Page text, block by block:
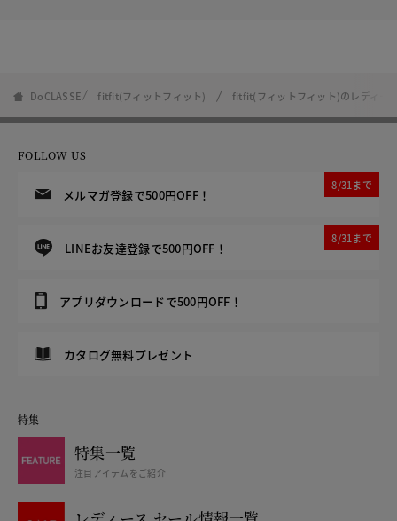
DoCLASSE fitfit(フィットフィット) fitfit(フィットフィット)のレディー
FOLLOW US
メルマガ登録で500円OFF！
8/31まで
LINEお友達登録で500円OFF！
8/31まで
アプリダウンロードで500円OFF！
カタログ無料プレゼント
特集
特集一覧
注目アイテムをご紹介